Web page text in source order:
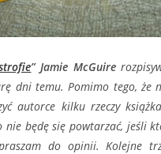
” Jamie McGuire
dni temu. Pomimo tego, że
autorce kilku rzeczy
nie będę się powtarzać, jeśli
do opinii. Kolejne